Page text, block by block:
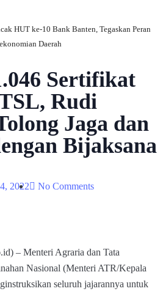
HUT ke-10 Bank Banten, Tegaskan Peran
Daerah
Sertifikat
Rudi
Jaga dan
Bijaksana
2022 No Comments
– Menteri Agraria dan Tata
Nasional (Menteri ATR/Kepala
seluruh jajarannya untuk